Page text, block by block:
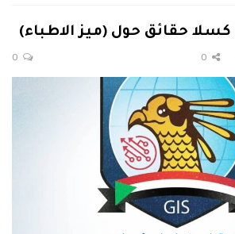
كسلا حقائق حول (ميز الاطباء)